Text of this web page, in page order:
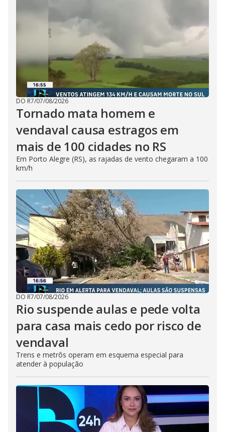
DO R7/07/08/2026
Tornado mata homem e
vendaval causa estragos em
mais de 100 cidades no RS
Em Porto Alegre (RS), as rajadas de vento chegaram a 100
km/h
DO R7/07/08/2026
Rio suspende aulas e pede volta
para casa mais cedo por risco de
vendaval
Trens e metrôs operam em esquema especial para
atender à população